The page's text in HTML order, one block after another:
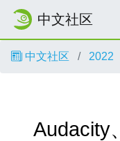
中文社区
中文社区 2022
Audacity